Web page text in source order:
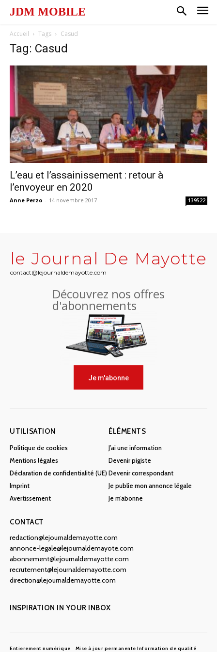
JDM MOBILE
Accueil Tags Casud
Tag: Casud
L’eau et l’assainissement : retour à
l’envoyeur en 2020
Anne Perzo - 14 novembre 2017 139522
le Journal De Mayotte
contact@lejournaldemayotte.com
Découvrez nos offres
d'abonnements
Je m'abonne
UTILISATION
Politique de cookies
Mentions légales
Déclaration de confidentialité (UE)
Imprint
Avertissement
ÉLÉMENTS
J’ai une information
Devenir pigiste
Devenir correspondant
Je publie mon annonce légale
Je m’abonne
CONTACT
redaction@lejournaldemayotte.com
annonce-legale@lejournaldemayote.com
abonnement@lejournaldemayotte.com
recrutement@lejournaldemayotte.com
direction@lejournaldemayotte.com
INSPIRATION IN YOUR INBOX
Entierement numérique Mise à jour permanente Information de qualité